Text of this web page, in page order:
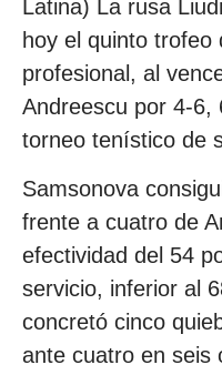
Latina) La rusa
hoy el quinto trofeo
profesional, al
Andreescu por 4-6,
torneo tenístico de
Samsonova
frente a cuatro de
efectividad del 54
servicio, inferior al
concretó cinco
ante cuatro en seis